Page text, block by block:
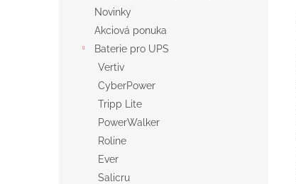
Novinky
Akciová ponuka
Baterie pro UPS
Vertiv
CyberPower
Tripp Lite
PowerWalker
Roline
Ever
Salicru